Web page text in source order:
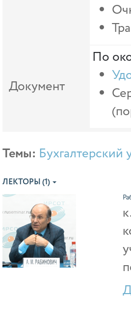
Документ
По
Темы: Бухгалтерский
ЛЕКТОРЫ (1)